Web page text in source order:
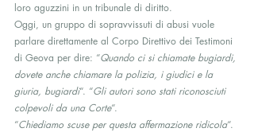
loro aguzzini in un tribunale di diritto.
Oggi, un gruppo di sopravvissuti di abusi vuole
parlare direttamente al Corpo Direttivo dei Testimoni
di Geova per dire: “Quando ci si chiamate bugiardi,
dovete anche chiamare la polizia, i giudici e la
giuria, bugiardi“. “Gli autori sono stati riconosciuti
colpevoli da una Corte“.
“Chiediamo scuse per questa affermazione ridicola“.